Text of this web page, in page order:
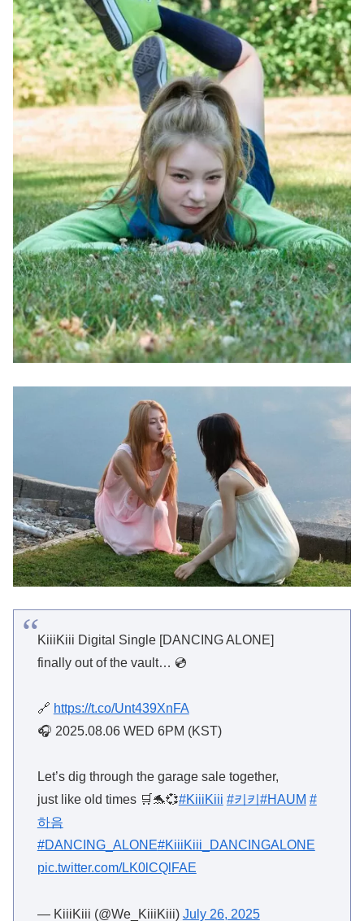
KiiiKiii Digital Single [DANCING ALONE]
finally out of the vault… 💿
🔗 https://t.co/Unt439XnFA
🎧 2025.08.06 WED 6PM (KST)
Let’s dig through the garage sale together,
just like old times 🛒🐬💞#KiiiKiii #키키 #HAUM #
하음
#DANCING_ALONE#KiiiKiii_DANCINGALONE
pic.twitter.com/LK0lCQlFAE
— KiiiKiii (@We_KiiiKiii) July 26, 2025